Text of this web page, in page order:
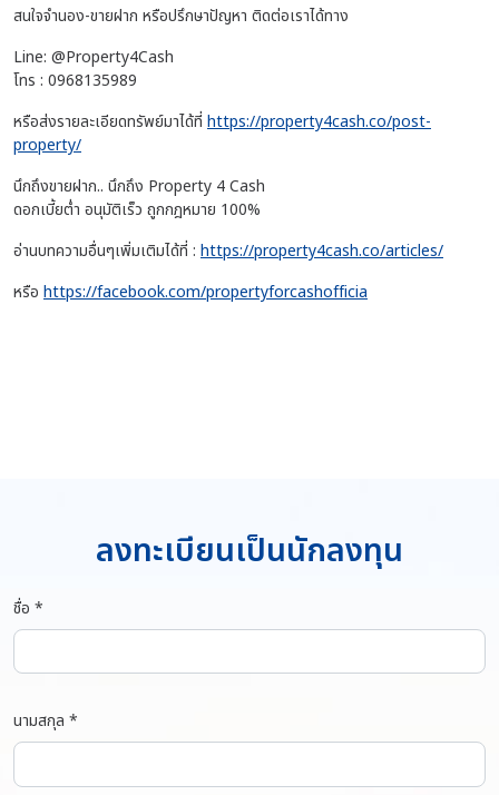
สนใจจำนอง-ขายฝาก หรือปรึกษาปัญหา ติดต่อเราได้ทาง
Line: @Property4Cash
โทร : 0968135989
หรือส่งรายละเอียดทรัพย์มาได้ที่ https://property4cash.co/post-
property/
นึกถึงขายฝาก.. นึกถึง Property 4 Cash
ดอกเบี้ยต่ำ อนุมัติเร็ว ถูกกฎหมาย 100%
อ่านบทความอื่นๆเพิ่มเติมได้ที่ : https://property4cash.co/articles/
หรือ https://facebook.com/propertyforcashofficia
ลงทะเบียนเป็นนักลงทุน
ชื่อ *
นามสกุล *